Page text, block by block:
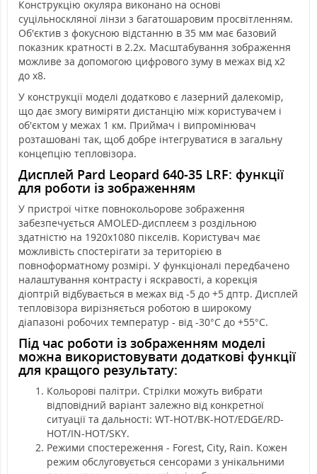
Конструкцію окуляра виконано на основі
суцільноскляної лінзи з багатошаровим просвітленням.
Об'єктив з фокусною відстанню в 35 мм має базовий
показник кратності в 2.2х. Масштабування зображення
можливе за допомогою цифрового зуму в межах від x2
до x8.
У конструкції моделі додатково є лазерний далекомір,
що дає змогу виміряти дистанцію між користувачем і
об'єктом у межах 1 км. Приймач і випромінювач
розташовані так, щоб добре інтегруватися в загальну
концепцію тепловізора.
Дисплей Pard Leopard 640-35 LRF: функції
для роботи із зображенням
У пристрої чітке повнокольорове зображення
забезпечується AMOLED-дисплеєм з роздільною
здатністю на 1920x1080 пікселів. Користувач має
можливість спостерігати за територією в
повноформатному розмірі. У функціоналі передбачено
налаштування контрасту і яскравості, а корекція
діоптрій відбувається в межах від -5 до +5 дптр. Дисплей
тепловізора вирізняється роботою в широкому
діапазоні робочих температур - від -30°C до +55°C.
Під час роботи із зображенням моделі
можна використовувати додаткові функції
для кращого результату:
Кольорові палітри. Стрілки можуть вибрати
відповідний варіант залежно від конкретної
ситуації та дальності: WT-HOT/BK-HOT/EDGE/RD-
HOT/IN-HOT/SKY.
Режими спостереження - Forest, City, Rain. Кожен
режим обслуговується сенсорами з унікальними